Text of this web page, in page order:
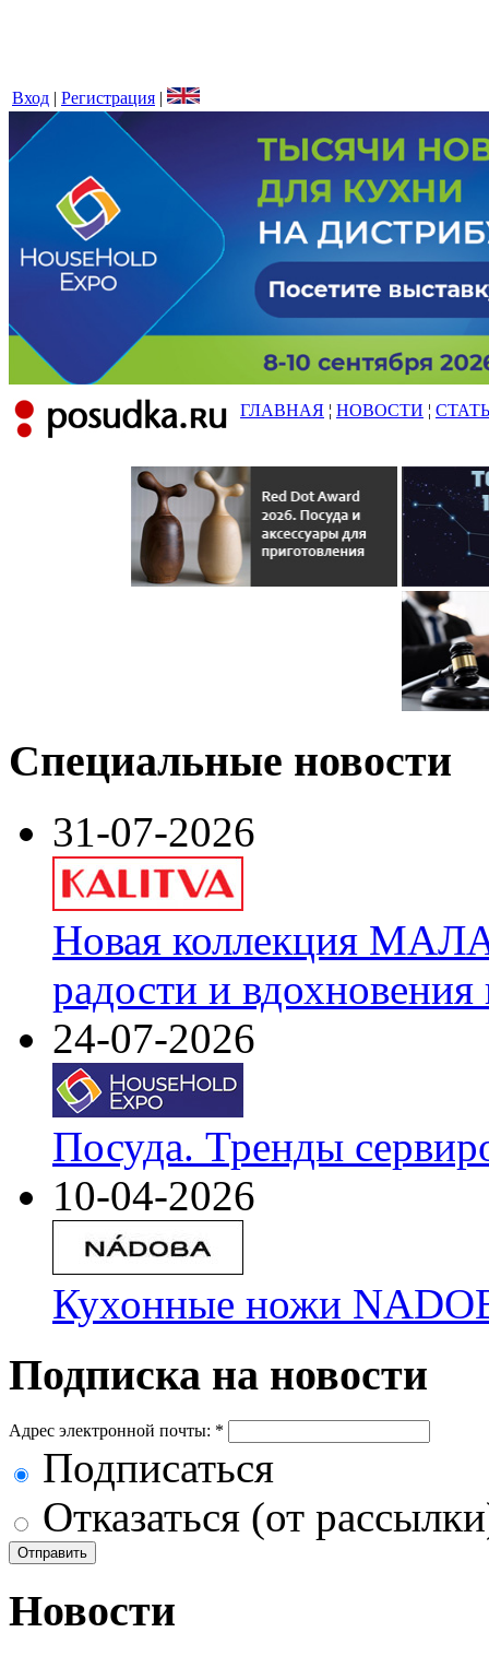
Вход | Регистрация |
ГЛАВНАЯ ¦ НОВОСТИ ¦
Специальные новости
31-07-2026
Новая коллекция
радости и
24-07-2026
Посуда. Тренды
10-04-2026
Кухонные ножи
Подписка на новости
Адрес электронной почты: *
Подписаться
Отказаться (от
Новости